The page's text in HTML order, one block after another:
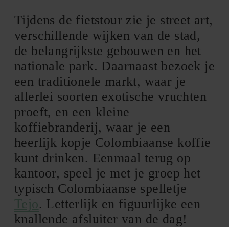
Tijdens de fietstour zie je street art,
verschillende wijken van de stad,
de belangrijkste gebouwen en het
nationale park. Daarnaast bezoek je
een traditionele markt, waar je
allerlei soorten exotische vruchten
proeft, en een kleine
koffiebranderij, waar je een
heerlijk kopje Colombiaanse koffie
kunt drinken. Eenmaal terug op
kantoor, speel je met je groep het
typisch Colombiaanse spelletje
Tejo. Letterlijk en figuurlijke een
knallende afsluiter van de dag!